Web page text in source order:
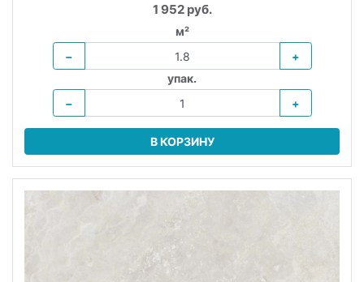
1 952 руб.
м²
−
+
упак.
−
+
В КОРЗИНУ